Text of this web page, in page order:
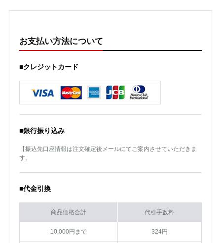
お支払い方法について
■クレジットカード
■銀行振り込み
【振込先口座情報は注文確定後メールにてご案内させていただきま
す。
■代金引換
商品価格合計 代引手数料
10,000円まで 324円